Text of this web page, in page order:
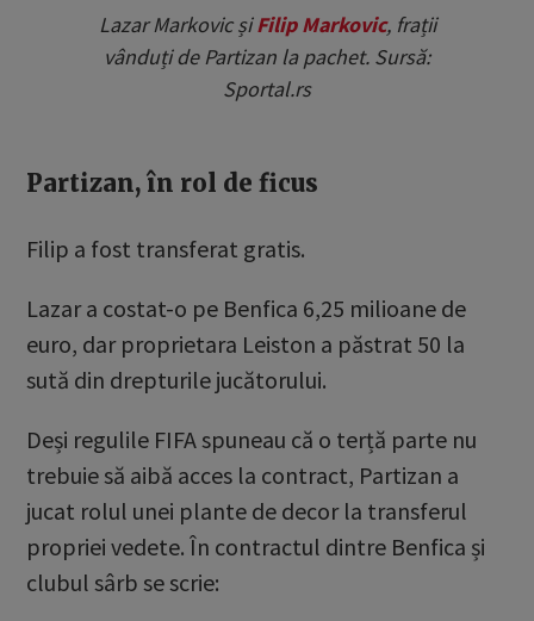
Lazar Markovic șiFilip Markovic, frații
vânduți de Partizan la pachet. Sursă:
Sportal.rs
Partizan, în rol de ficus
Filip a fost transferat gratis.
Lazar a costat-o pe Benfica 6,25 milioane de
euro, dar proprietara Leiston a păstrat 50 la
sută din drepturile jucătorului.
Deși regulile FIFA spuneau că o terță parte nu
trebuie să aibă acces la contract, Partizan a
jucat rolul unei plante de decor la transferul
propriei vedete. În contractul dintre Benfica și
clubul sârb se scrie: